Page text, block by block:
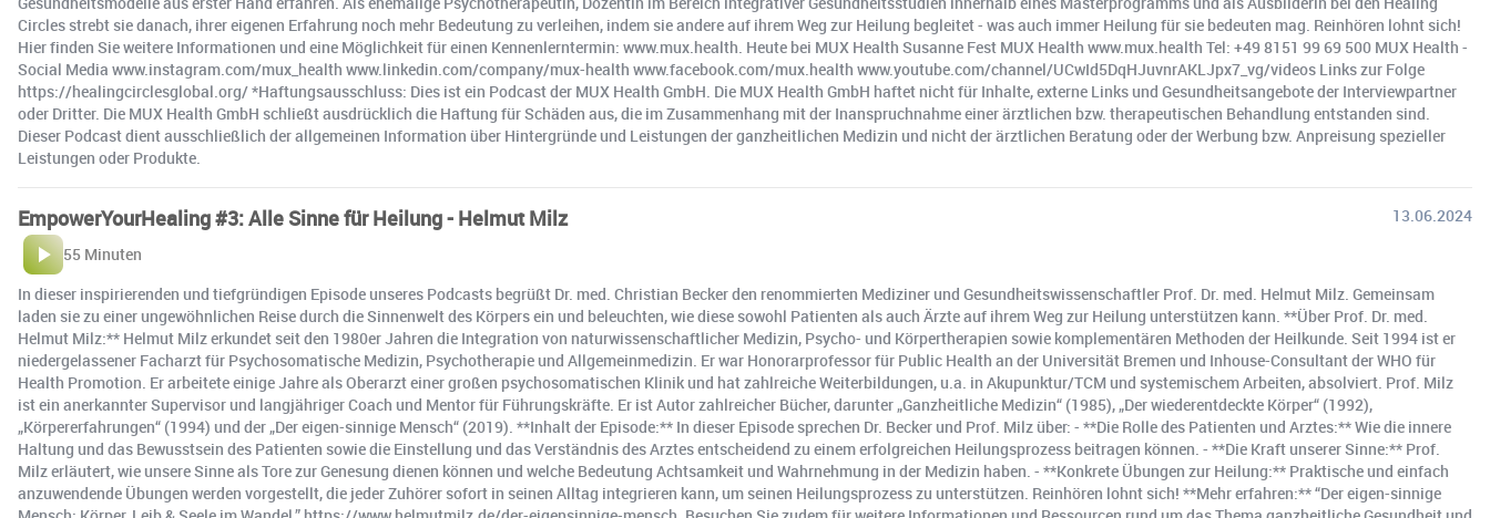
Circles strebt sie danach, ihrer eigenen Erfahrung noch mehr Bedeutung zu verleihen, indem sie andere auf ihrem Weg zur Heilung begleitet - was auch immer Heilung für sie bedeuten mag. Reinhören lohnt sich!
Hier finden Sie weitere Informationen und eine Möglichkeit für einen Kennenlerntermin: www.mux.health. Heute bei MUX Health Susanne Fest MUX Health www.mux.health Tel: +49 8151 99 69 500 MUX Health -
Social Media www.instagram.com/mux_health www.linkedin.com/company/mux-health www.facebook.com/mux.health www.youtube.com/channel/UCwId5DqHJuvnrAKLJpx7_vg/videos Links zur Folge
https://healingcirclesglobal.org/ *Haftungsausschluss: Dies ist ein Podcast der MUX Health GmbH. Die MUX Health GmbH haftet nicht für Inhalte, externe Links und Gesundheitsangebote der Interviewpartner
oder Dritter. Die MUX Health GmbH schließt ausdrücklich die Haftung für Schäden aus, die im Zusammenhang mit der Inanspruchnahme einer ärztlichen bzw. therapeutischen Behandlung entstanden sind.
Dieser Podcast dient ausschließlich der allgemeinen Information über Hintergründe und Leistungen der ganzheitlichen Medizin und nicht der ärztlichen Beratung oder der Werbung bzw. Anpreisung spezieller
Leistungen oder Produkte.
EmpowerYourHealing #3: Alle Sinne für Heilung - Helmut Milz
13.06.2024
55 Minuten
In dieser inspirierenden und tiefgründigen Episode unseres Podcasts begrüßt Dr. med. Christian Becker den renommierten Mediziner und Gesundheitswissenschaftler Prof. Dr. med. Helmut Milz. Gemeinsam
laden sie zu einer ungewöhnlichen Reise durch die Sinnenwelt des Körpers ein und beleuchten, wie diese sowohl Patienten als auch Ärzte auf ihrem Weg zur Heilung unterstützen kann. **Über Prof. Dr. med.
Helmut Milz:** Helmut Milz erkundet seit den 1980er Jahren die Integration von naturwissenschaftlicher Medizin, Psycho- und Körpertherapien sowie komplementären Methoden der Heilkunde. Seit 1994 ist er
niedergelassener Facharzt für Psychosomatische Medizin, Psychotherapie und Allgemeinmedizin. Er war Honorarprofessor für Public Health an der Universität Bremen und Inhouse-Consultant der WHO für
Health Promotion. Er arbeitete einige Jahre als Oberarzt einer großen psychosomatischen Klinik und hat zahlreiche Weiterbildungen, u.a. in Akupunktur/TCM und systemischem Arbeiten, absolviert. Prof. Milz
ist ein anerkannter Supervisor und langjähriger Coach und Mentor für Führungskräfte. Er ist Autor zahlreicher Bücher, darunter „Ganzheitliche Medizin“ (1985), „Der wiederentdeckte Körper“ (1992),
„Körpererfahrungen“ (1994) und der „Der eigen-sinnige Mensch“ (2019). **Inhalt der Episode:** In dieser Episode sprechen Dr. Becker und Prof. Milz über: - **Die Rolle des Patienten und Arztes:** Wie die innere
Haltung und das Bewusstsein des Patienten sowie die Einstellung und das Verständnis des Arztes entscheidend zu einem erfolgreichen Heilungsprozess beitragen können. - **Die Kraft unserer Sinne:** Prof.
Milz erläutert, wie unsere Sinne als Tore zur Genesung dienen können und welche Bedeutung Achtsamkeit und Wahrnehmung in der Medizin haben. - **Konkrete Übungen zur Heilung:** Praktische und einfach
anzuwendende Übungen werden vorgestellt, die jeder Zuhörer sofort in seinen Alltag integrieren kann, um seinen Heilungsprozess zu unterstützen. Reinhören lohnt sich! **Mehr erfahren:** “Der eigen-sinnige